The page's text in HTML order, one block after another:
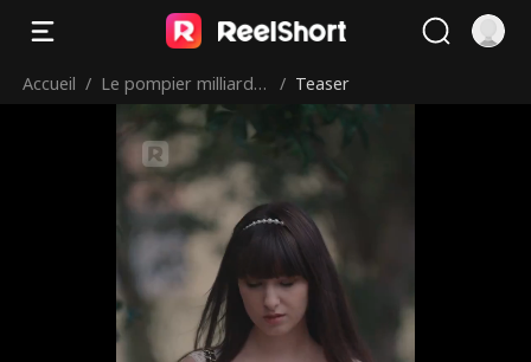
Accueil / Le pompier milliardai
re et sa douce épous
/ Teaser